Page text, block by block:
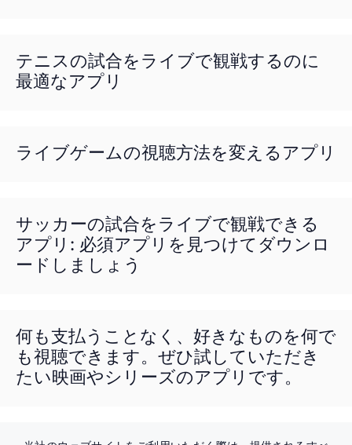
テニスの試合をライブで観戦するのに
最適なアプリ
ライブゲームの視聴方法を変えるアプリ
サッカーの試合をライブで観戦できる
アプリ: 必須アプリを見つけてダウンロ
ードしましょう
何も支払うことなく、好きなものを何で
も視聴できます。ぜひ試していただき
たい映画やシリーズのアプリです。